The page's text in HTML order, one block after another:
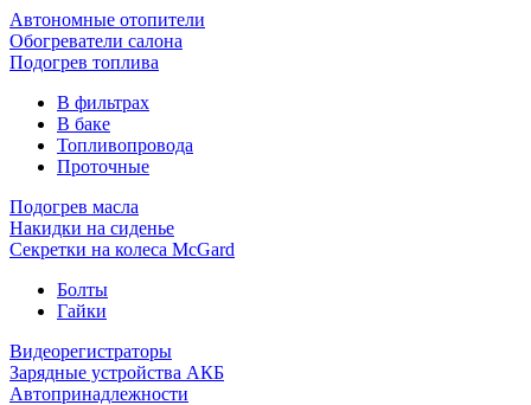
Автономные отопители
Обогреватели салона
Подогрев топлива
В фильтрах
В баке
Топливопровода
Проточные
Подогрев масла
Накидки на сиденье
Секретки на колеса McGard
Болты
Гайки
Видеорегистраторы
Зарядные устройства АКБ
Автопринадлежности